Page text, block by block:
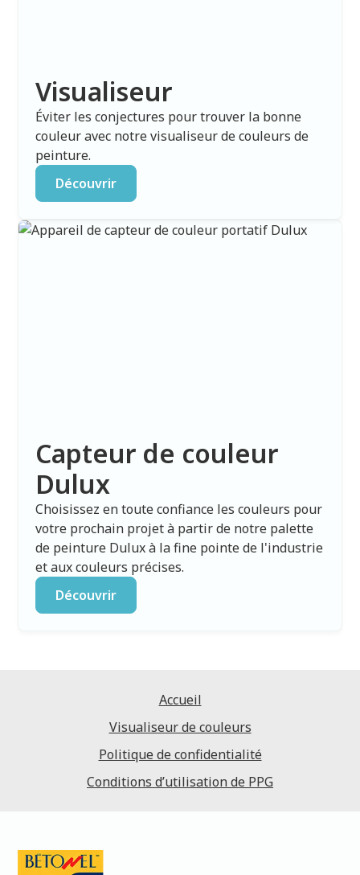
Visualiseur
Éviter les conjectures pour trouver la bonne
couleur avec notre visualiseur de couleurs de
peinture.
Découvrir
Capteur de couleur
Dulux
Choisissez en toute confiance les couleurs pour
votre prochain projet à partir de notre palette
de peinture Dulux à la fine pointe de l'industrie
et aux couleurs précises.
Découvrir
Accueil
Visualiseur de couleurs
Politique de confidentialité
Conditions d’utilisation de PPG